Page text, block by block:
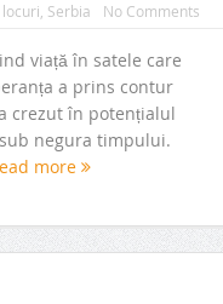
Serbia No Comments
viață în satele care
a prins contur
crezut în potențialul
negura timpului.
more